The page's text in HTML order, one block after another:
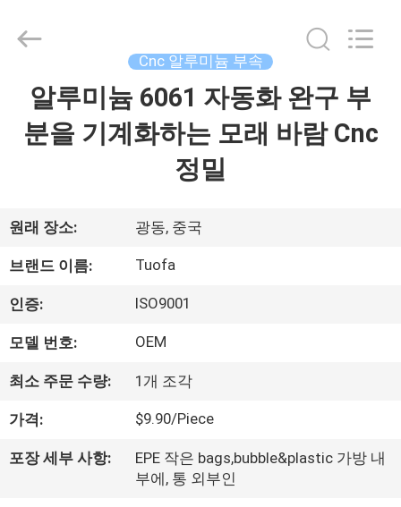
우
리
에
것
2021
Technology
Cnc 알루미늄 부속
알루미늄 6061 자동화 완구 부
분을 기계화하는 모래 바람 Cnc
정밀
원래 장소: 광동, 중국
브랜드 이름: Tuofa
인증: ISO9001
모델 번호: OEM
최소 주문 수량: 1개 조각
가격: $9.90/Piece
포장 세부 사항:
EPE 작은 bags,bubble&plastic 가방 내
부에, 통 외부인